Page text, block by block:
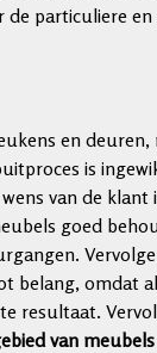
de particuliere en
en deuren,
is
van de klant
goed
belang, omdat
resultaat.
van